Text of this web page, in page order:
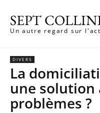
SEPT
Un autre regard sur
DIVERS
La
une solution
problèmes ?